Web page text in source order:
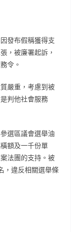
發布假稱獲得支
，被廉署起訴，
令。
嚴重，考慮到被
判他社會服務
選區議會選舉油
額及一千份單
法團的支持。被
，違反相關選舉條